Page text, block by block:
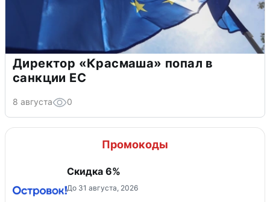
Директор «Красмаша» попал в
санкции ЕС
8 августа 0
Промокоды
Скидка 6%
До 31 августа, 2026